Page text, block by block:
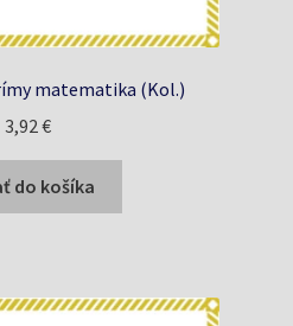
matematika (Kol.)
3,92 €
do košíka